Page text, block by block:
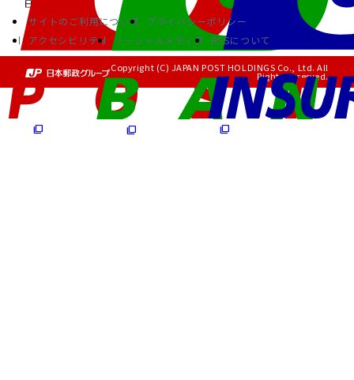
サイトのご利用について
プライバシーポリシー
アクセシビリティ
ソーシャルメディア RSSについて
Copyright (C) JAPAN POST HOLDINGS Co., Ltd. All
Rights Reserved.